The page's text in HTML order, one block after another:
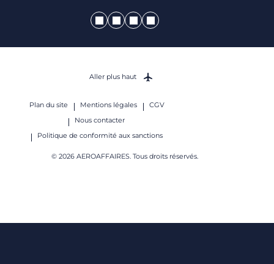
Plan du site Mentions légales
CGV
Nous contacter
Politique de conformité aux sanctions
© 2026 AEROAFFAIRES. Tous droits réservés.
Aller plus haut